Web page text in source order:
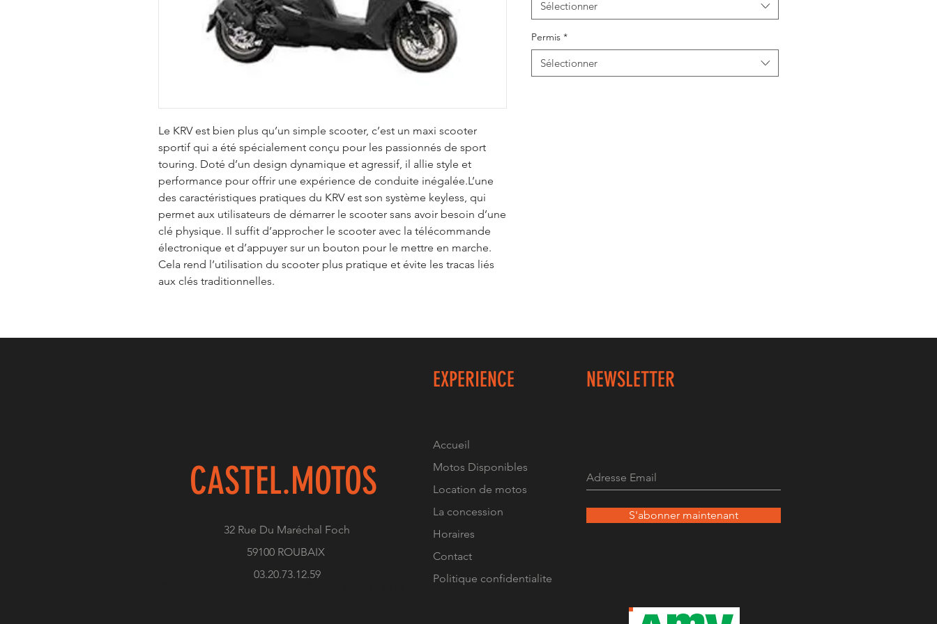
Le KRV est bien plus qu’un simple scooter, c’est un maxi scooter
sportif qui a été spécialement conçu pour les passionnés de sport
touring. Doté d’un design dynamique et agressif, il allie style et
performance pour offrir une expérience de conduite inégalée.L’une
des caractéristiques pratiques du KRV est son système keyless, qui
permet aux utilisateurs de démarrer le scooter sans avoir besoin d’une
clé physique. Il suffit d’approcher le scooter avec la télécommande
électronique et d’appuyer sur un bouton pour le mettre en marche.
Cela rend l’utilisation du scooter plus pratique et évite les tracas liés
aux clés traditionnelles.
Sélectionner
Permis *
Sélectionner
EXPERIENCE NEWSLETTER
CASTEL.MOTOS
32 Rue Du Maréchal Foch
59100 ROUBAIX
03.20.73.12.59
Accueil
Motos Disponibles
Location de motos
La concession
Horaires
Contact
Politique confidentialite
S'abonner maintenant